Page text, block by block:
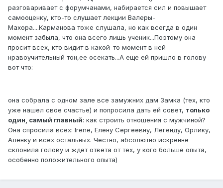
разговаривает с форумчанами, набирается сил и повышает
самооценку, кто-то слушает лекции Валеры-
Махора....Карманова тоже слушала, но как всегда в один
момент забыла, что она всего лишь ученик...Поэтому она
просит всех, кто видит в какой-то момент в ней
нравоучительный тон,ее осекать...А еще ей пришло в голову
вот что:
она собрала с одном зале все замужних дам Замка (тех, кто
уже нашел свое счастье) и попросила дать ей совет, только
один, самый главный: как строить отношения с мужчиной?
Она спросила всех: Irene, Елену Сергеевну, Легенду, Орлику,
Алёнку и всех остальных. Честно, абсолютно искренне
склонила голову и ждет ответа от тех, у кого больше опыта,
особенно положительного опыта)